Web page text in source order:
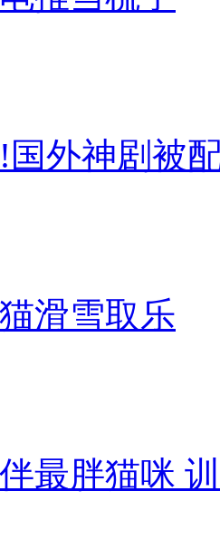
外神剧被
滑雪取乐
最胖猫咪